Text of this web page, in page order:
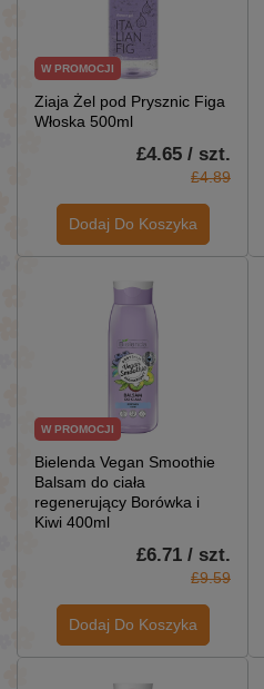
W PROMOCJI
Ziaja Żel pod Prysznic Figa
Włoska 500ml
£4.65 / szt.
£4.89
Dodaj Do Koszyka
W PROMOCJI
Bielenda Vegan Smoothie
Balsam do ciała
regenerujący Borówka i
Kiwi 400ml
£6.71 / szt.
£9.59
Dodaj Do Koszyka